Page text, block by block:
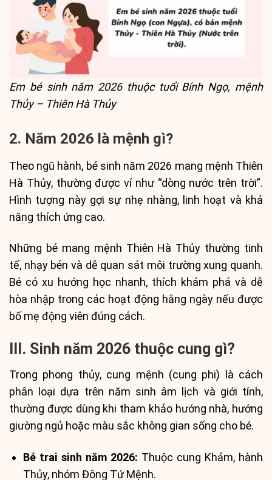
Em bé sinh năm 2026 thuộc tuổi Bính Ngọ, mệnh
Thủy – Thiên Hà Thủy
2. Năm 2026 là mệnh gì?
Theo ngũ hành, bé sinh năm 2026 mang mệnh Thiên
Hà Thủy, thường được ví như “dòng nước trên trời”.
Hình tượng này gợi sự nhẹ nhàng, linh hoạt và khả
năng thích ứng cao.
Những bé mang mệnh Thiên Hà Thủy thường tinh
tế, nhạy bén và dễ quan sát môi trường xung quanh.
Bé có xu hướng học nhanh, thích khám phá và dễ
hòa nhập trong các hoạt động hằng ngày nếu được
bố mẹ động viên đúng cách.
III. Sinh năm 2026 thuộc cung gì?
Trong phong thủy, cung mệnh (cung phi) là cách
phân loại dựa trên năm sinh âm lịch và giới tính,
thường được dùng khi tham khảo hướng nhà, hướng
giường ngủ hoặc màu sắc không gian sống cho bé.
Bé trai sinh năm 2026: Thuộc cung Khảm, hành
Thủy, nhóm Đông Tứ Mệnh.